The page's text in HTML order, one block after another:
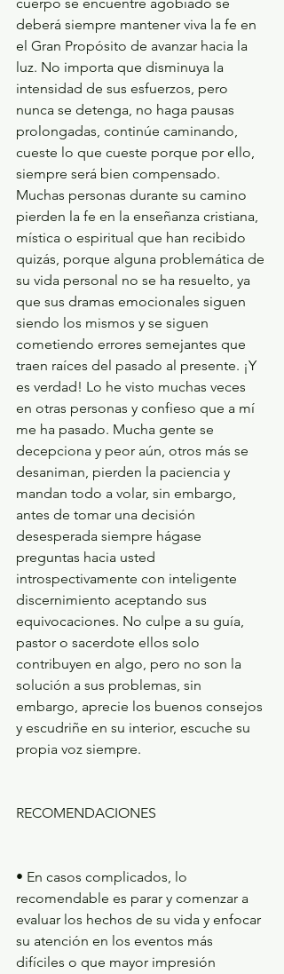
deberá siempre mantener viva la fe en
el Gran Propósito de avanzar hacia la
luz. No importa que disminuya la
intensidad de sus esfuerzos, pero
nunca se detenga, no haga pausas
prolongadas, continúe caminando,
cueste lo que cueste porque por ello,
siempre será bien compensado.
Muchas personas durante su camino
pierden la fe en la enseñanza cristiana,
mística o espiritual que han recibido
quizás, porque alguna problemática de
su vida personal no se ha resuelto, ya
que sus dramas emocionales siguen
siendo los mismos y se siguen
cometiendo errores semejantes que
traen raíces del pasado al presente. ¡Y
es verdad! Lo he visto muchas veces
en otras personas y confieso que a mí
me ha pasado. Mucha gente se
decepciona y peor aún, otros más se
desaniman, pierden la paciencia y
mandan todo a volar, sin embargo,
antes de tomar una decisión
desesperada siempre hágase
preguntas hacia usted
introspectivamente con inteligente
discernimiento aceptando sus
equivocaciones. No culpe a su guía,
pastor o sacerdote ellos solo
contribuyen en algo, pero no son la
solución a sus problemas, sin
embargo, aprecie los buenos consejos
y escudriñe en su interior, escuche su
propia voz siempre.
RECOMENDACIONES
• En casos complicados, lo
recomendable es parar y comenzar a
evaluar los hechos de su vida y enfocar
su atención en los eventos más
difíciles o que mayor impresión